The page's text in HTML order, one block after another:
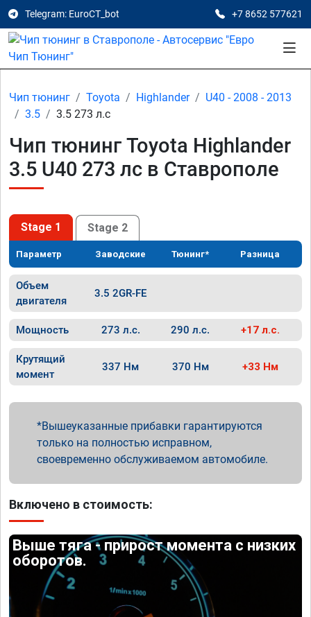
Telegram: EuroCT_bot +7 8652 577621
Чип тюнинг Toyota Highlander
U40 - 2008 - 2013
3.5
3.5 273 л.с
Чип тюнинг Toyota Highlander
3.5 U40 273 лс в Ставрополе
Stage 1 Stage 2
Параметр Заводские Тюнинг* Разница
Объем
двигателя
3.5 2GR-FE
Мощность 273 л.с. 290 л.с. +17 л.с.
Крутящий
момент
337 Нм 370 Нм +33 Нм
Вышеуказанные прибавки гарантируются
только на полностью исправном,
своевременно обслуживаемом автомобиле.
Включено в стоимость:
Выше тяга - прирост момента с низких
оборотов.